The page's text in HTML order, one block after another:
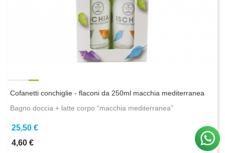
Cofanetti conchiglie - flaconi da 250ml macchia mediterranea
Bagno doccia + latte corpo “macchia mediterranea”
25,50 €
4,60 €